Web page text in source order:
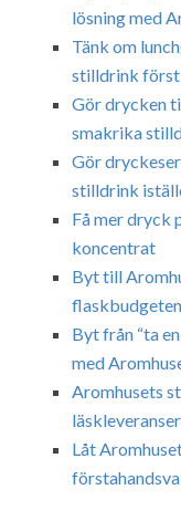
lösning med
Tänk om
stilldrink först
Gör drycken
smakrika
Gör
stilldrink
Få mer dryck
koncentrat
Byt till
Byt från “ta
med
Aromhusets
läskleveranser
Låt